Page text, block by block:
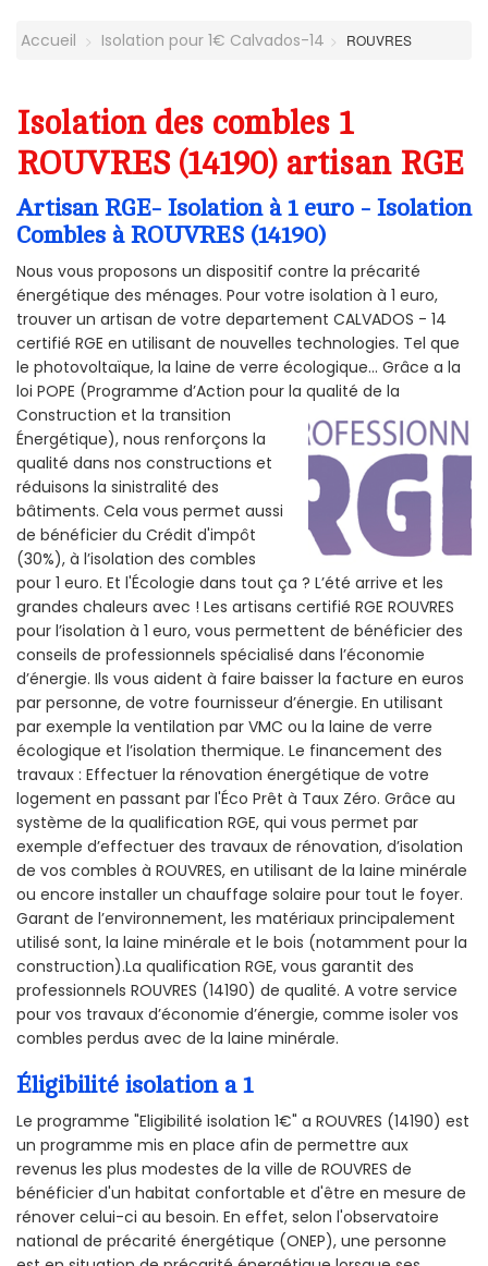
Accueil Isolation pour 1€ Calvados-14 ROUVRES
Isolation des combles 1
ROUVRES (14190) artisan RGE
Artisan RGE- Isolation à 1 euro - Isolation
Combles à ROUVRES (14190)
Nous vous proposons un dispositif contre la précarité
énergétique des ménages. Pour votre isolation à 1 euro,
trouver un artisan de votre departement CALVADOS - 14
certifié RGE en utilisant de nouvelles technologies. Tel que
le photovoltaïque, la laine de verre écologique... Grâce a la
loi POPE (Programme d’Action pour la qualité de la
Construction et la transition
Énergétique), nous renforçons la
qualité dans nos constructions et
réduisons la sinistralité des
bâtiments. Cela vous permet aussi
de bénéficier du Crédit d'impôt
(30%), à l’isolation des combles
pour 1 euro. Et l'Écologie dans tout ça ? L’été arrive et les
grandes chaleurs avec ! Les artisans certifié RGE ROUVRES
pour l’isolation à 1 euro, vous permettent de bénéficier des
conseils de professionnels spécialisé dans l’économie
d’énergie. Ils vous aident à faire baisser la facture en euros
par personne, de votre fournisseur d’énergie. En utilisant
par exemple la ventilation par VMC ou la laine de verre
écologique et l’isolation thermique. Le financement des
travaux : Effectuer la rénovation énergétique de votre
logement en passant par l'Éco Prêt à Taux Zéro. Grâce au
système de la qualification RGE, qui vous permet par
exemple d’effectuer des travaux de rénovation, d’isolation
de vos combles à ROUVRES, en utilisant de la laine minérale
ou encore installer un chauffage solaire pour tout le foyer.
Garant de l’environnement, les matériaux principalement
utilisé sont, la laine minérale et le bois (notamment pour la
construction).La qualification RGE, vous garantit des
professionnels ROUVRES (14190) de qualité. A votre service
pour vos travaux d’économie d’énergie, comme isoler vos
combles perdus avec de la laine minérale.
Éligibilité isolation a 1
Le programme "Eligibilité isolation 1€" a ROUVRES (14190) est
un programme mis en place afin de permettre aux
revenus les plus modestes de la ville de ROUVRES de
bénéficier d'un habitat confortable et d'être en mesure de
rénover celui-ci au besoin. En effet, selon l'observatoire
national de précarité énergétique (ONEP), une personne